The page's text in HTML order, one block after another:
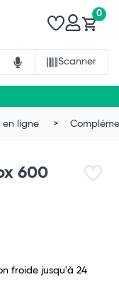
Scanner
0
en ligne
600
froide jusqu'à 24